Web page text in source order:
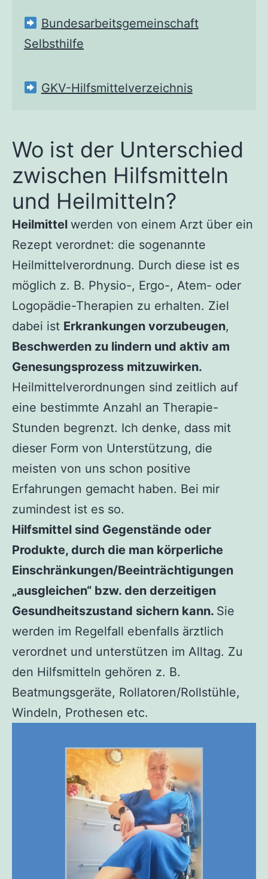
Bundesarbeitsgemeinschaft
Selbsthilfe
GKV-Hilfsmittelverzeichnis
Wo ist der Unterschied
zwischen Hilfsmitteln
und Heilmitteln?
Heilmittel werden von einem Arzt über ein
Rezept verordnet: die sogenannte
Heilmittelverordnung. Durch diese ist es
möglich z. B. Physio-, Ergo-, Atem- oder
Logopädie-Therapien zu erhalten. Ziel
dabei ist Erkrankungen vorzubeugen,
Beschwerden zu lindern und aktiv am
Genesungsprozess mitzuwirken.
Heilmittelverordnungen sind zeitlich auf
eine bestimmte Anzahl an Therapie-
Stunden begrenzt. Ich denke, dass mit
dieser Form von Unterstützung, die
meisten von uns schon positive
Erfahrungen gemacht haben. Bei mir
zumindest ist es so.
Hilfsmittel sind Gegenstände oder
Produkte, durch die man körperliche
Einschränkungen/Beeinträchtigungen
„ausgleichen“ bzw. den derzeitigen
Gesundheitszustand sichern kann. Sie
werden im Regelfall ebenfalls ärztlich
verordnet und unterstützen im Alltag. Zu
den Hilfsmitteln gehören z. B.
Beatmungsgeräte, Rollatoren/Rollstühle,
Windeln, Prothesen etc.